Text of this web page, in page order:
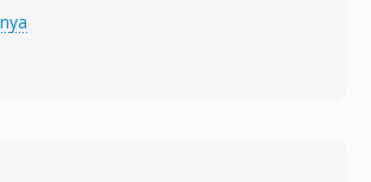
pada Januari 2001 sebagai